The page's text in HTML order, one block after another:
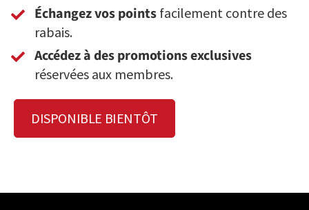
Échangez vos points facilement contre des
rabais.
Accédez à des promotions exclusives
réservées aux membres.
DISPONIBLE BIENTÔT